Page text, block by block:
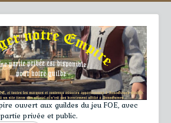
ouvert aux guildes du jeu FOE, avec
partie privée et public.